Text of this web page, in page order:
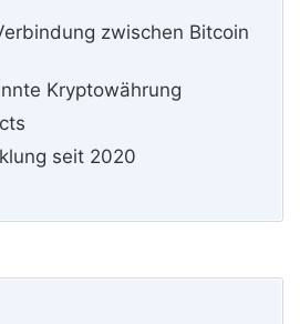
zwischen Bitcoin
Kryptowährung
seit 2020